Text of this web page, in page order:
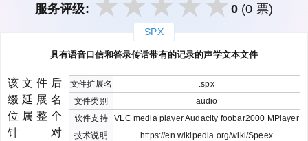
服务评级: 0 (0 票)
SPX
具有语音口信和答录传话带有的记录的声学文本文件
文件扩展名
.spx
文件类别
audio
软件支持
VLC media player Audacity foobar2000 MPlayer
技术说明
https://en.wikipedia.org/wiki/Speex
该文件后
缀延展名
位属整个
针对